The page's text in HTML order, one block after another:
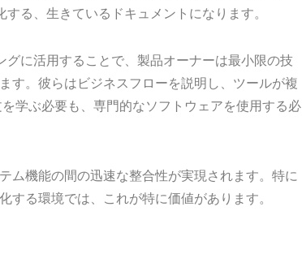
る、生きているドキュメントになります。
に活用することで、製品オーナーは最小限の技
す。彼らはビジネスフローを説明し、ツールが複
学ぶ必要も、専門的なソフトウェアを使用する必
ム機能の間の迅速な整合性が実現されます。特に
する環境では、これが特に価値があります。